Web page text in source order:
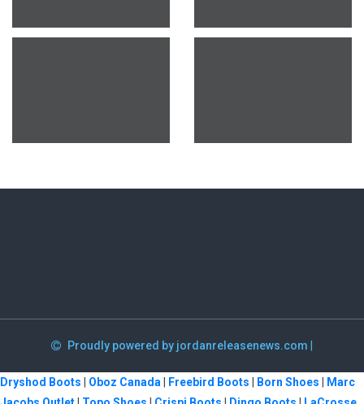
Proudly powered by jordanreleasenews.com
Dryshod Boots Oboz Canada Freebird Boots Born Shoes
Marc